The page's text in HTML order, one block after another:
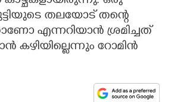
തലയോട് തന്റെ
എന്നറിയാൻ ശ്രമിച്ചത്
കഴിയില്ലെന്നും റോമിൻ